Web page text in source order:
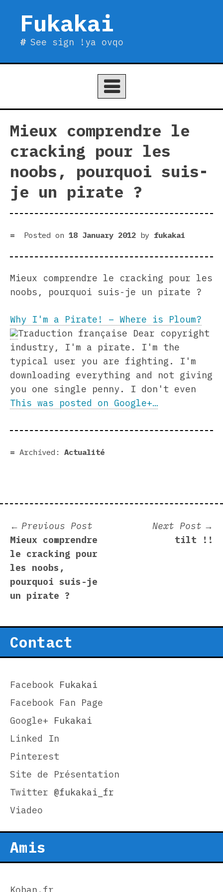
contentFukakai
See sign !ya ovqo
Mieux comprendre le
cracking pour les
noobs, pourquoi suis-
je un pirate ?
Posted on 18 January 2012 by fukakai
Mieux comprendre le cracking pour les
noobs, pourquoi suis-je un pirate ?
Why I'm a Pirate! – Where is Ploum?
Traduction française Dear copyright
industry, I'm a pirate. I'm the
typical user you are fighting. I'm
downloading everything and not giving
you one single penny. I don't even
This was posted on Google+…
Archived: Actualité
Post
navigation
Previous Post
post:
Mieux comprendre
le cracking pour
les noobs,
pourquoi suis-je
un pirate ?
Next Post
tilt !!
Contact
Facebook Fukakai
Facebook Fan Page
Google+ Fukakai
Linked In
Pinterest
Site de Présentation
Twitter @fukakai_fr
Viadeo
Amis
Koban.fr